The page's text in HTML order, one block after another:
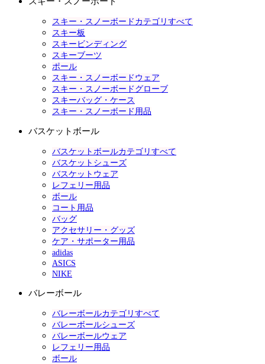
スキー・スノーボードカテゴリすべて
スキー板
スキービンディング
スキーブーツ
ポール
スキー・スノーボードウェア
スキー・スノーボードグローブ
スキーバッグ・ケース
スキー・スノーボード用品
バスケットボール
バスケットボールカテゴリすべて
バスケットシューズ
バスケットウェア
レフェリー用品
ボール
コート用品
バッグ
アクセサリー・グッズ
ケア・サポーター用品
adidas
ASICS
NIKE
バレーボール
バレーボールカテゴリすべて
バレーボールシューズ
バレーボールウェア
レフェリー用品
ボール